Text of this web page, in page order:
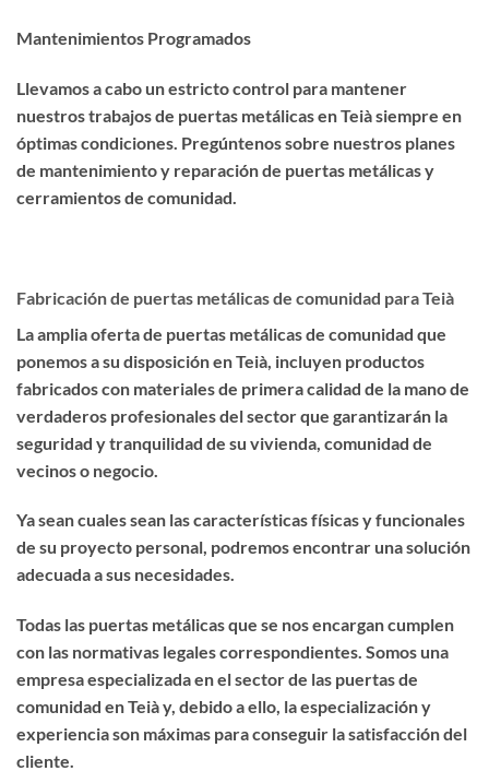
Mantenimientos Programados
Llevamos a cabo un estricto control para mantener
nuestros trabajos de puertas metálicas en Teià siempre en
óptimas condiciones. Pregúntenos sobre nuestros planes
de mantenimiento y reparación de puertas metálicas y
cerramientos de comunidad.
Fabricación de puertas metálicas de comunidad para Teià
La amplia oferta de puertas metálicas de comunidad que
ponemos a su disposición en Teià, incluyen productos
fabricados con materiales de primera calidad de la mano de
verdaderos profesionales del sector que garantizarán la
seguridad y tranquilidad de su vivienda, comunidad de
vecinos o negocio.
Ya sean cuales sean las características físicas y funcionales
de su proyecto personal, podremos encontrar una solución
adecuada a sus necesidades.
Todas las puertas metálicas que se nos encargan cumplen
con las normativas legales correspondientes. Somos una
empresa especializada en el sector de las puertas de
comunidad en Teià y, debido a ello, la especialización y
experiencia son máximas para conseguir la satisfacción del
cliente.